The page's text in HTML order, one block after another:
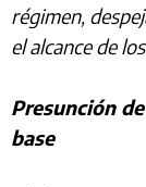
régimen,
el alcance de
Presunción
base